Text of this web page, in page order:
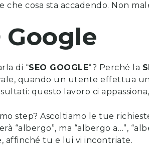
che cosa sta accadendo. Non
Google
di “SEO GOOGLE“? Perché la
quando un utente effettua
questo lavoro ci
step? Ascoltiamo le tue
“albergo”, ma “albergo a…”,
affinché tu e lui vi incontriate.